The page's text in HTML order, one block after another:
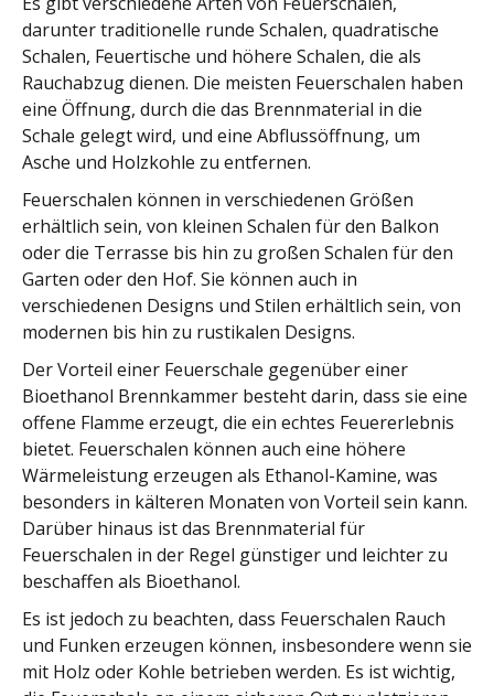
darunter traditionelle runde Schalen, quadratische
Schalen, Feuertische und höhere Schalen, die als
Rauchabzug dienen. Die meisten Feuerschalen haben
eine Öffnung, durch die das Brennmaterial in die
Schale gelegt wird, und eine Abflussöffnung, um
Asche und Holzkohle zu entfernen.
Feuerschalen können in verschiedenen Größen
erhältlich sein, von kleinen Schalen für den Balkon
oder die Terrasse bis hin zu großen Schalen für den
Garten oder den Hof. Sie können auch in
verschiedenen Designs und Stilen erhältlich sein, von
modernen bis hin zu rustikalen Designs.
Der Vorteil einer Feuerschale gegenüber einer
Bioethanol Brennkammer besteht darin, dass sie eine
offene Flamme erzeugt, die ein echtes Feuererlebnis
bietet. Feuerschalen können auch eine höhere
Wärmeleistung erzeugen als Ethanol-Kamine, was
besonders in kälteren Monaten von Vorteil sein kann.
Darüber hinaus ist das Brennmaterial für
Feuerschalen in der Regel günstiger und leichter zu
beschaffen als Bioethanol.
Es ist jedoch zu beachten, dass Feuerschalen Rauch
und Funken erzeugen können, insbesondere wenn sie
mit Holz oder Kohle betrieben werden. Es ist wichtig,